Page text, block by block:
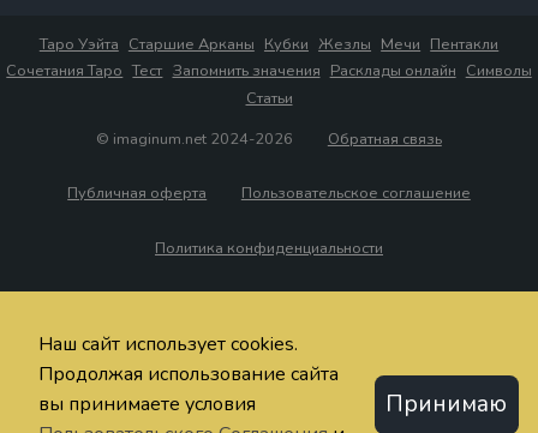
Таро Уэйта Старшие Арканы Кубки Жезлы Мечи Пентакли
Сочетания Таро Тест Запомнить значения Расклады онлайн Символы
Статьи
© imaginum.net 2024-2026
Обратная связь
Публичная оферта Пользовательское соглашение
Политика конфиденциальности
Наш сайт использует cookies.
Продолжая использование сайта
вы принимаете условия
Принимаю